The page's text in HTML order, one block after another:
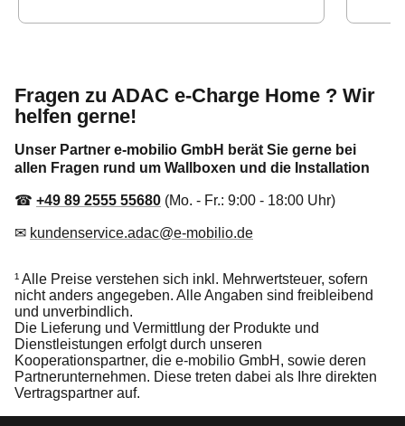
Fragen zu ADAC e-Charge Home ? Wir
helfen gerne!
Unser Partner e-mobilio GmbH berät Sie gerne bei
allen Fragen rund um Wallboxen und die Installation
☎ +49 89 2555 55680 (Mo. - Fr.: 9:00 - 18:00 Uhr)
✉ kundenservice.adac@e-mobilio.de
¹ Alle Preise verstehen sich inkl. Mehrwertsteuer, sofern
nicht anders angegeben. Alle Angaben sind freibleibend
und unverbindlich.
Die Lieferung und Vermittlung der Produkte und
Dienstleistungen erfolgt durch unseren
Kooperationspartner, die e-mobilio GmbH, sowie deren
Partnerunternehmen. Diese treten dabei als Ihre direkten
Vertragspartner auf.